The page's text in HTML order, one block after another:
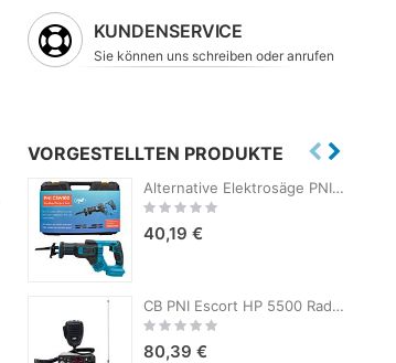
KUNDENSERVICE
Sie können uns schreiben oder anrufen
VORGESTELLTEN PRODUKTE
Alternative Elektrosäge PNI CSW100 ohne Akku, 4 Sägeblätter im Lieferumfang enthalten
Rating:
40,19 €
CB PNI Escort HP 5500 Radiosender-Kit mit CB PNI LED 2000-Antenne, 90 cm, 500 W, leuchtet während der Übertragung, Magnetfuß im Lieferumfang enthalten
Rating:
80,39 €